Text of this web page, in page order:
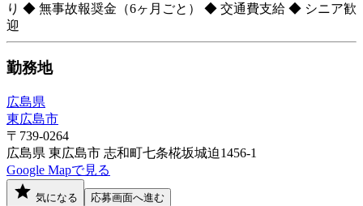
り ◆ 無事故報奨金（6ヶ月ごと） ◆ 交通費支給 ◆ シニア歓
迎
勤務地
広島県
東広島市
〒739-0264
広島県 東広島市 志和町七条椛坂城迫1456-1
Google Mapで見る
気になる 応募画面へ進む